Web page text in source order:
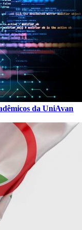
da UniAvan